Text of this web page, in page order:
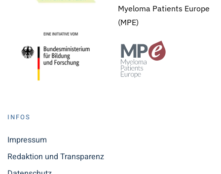
Myeloma Patients Europe
(MPE)
INFOS
Impressum
Redaktion und Transparenz